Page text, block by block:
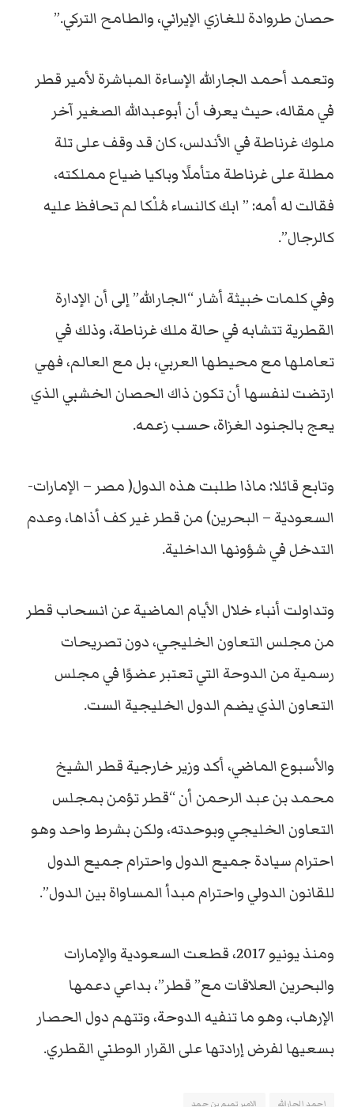
حصان طروادة للغازي الإيراني، والطامح التركي.”
وتعمد أحمد الجارالله الإساءة المباشرة لأمير قطر
في مقاله، حيث يعرف أن أبوعبدالله الصغير آخر
ملوك غرناطة في الأندلس، كان قد وقف على تلة
مطلة على غرناطة متأملًا وباكيا ضياع مملكته،
فقالت له أمه: ” ابك كالنساء مُلْكا لم تحافظ عليه
كالرجال”.
وفي كلمات خبيثة أشار “الجارالله” إلى أن الإدارة
القطرية تتشابه في حالة ملك غرناطة، وذلك في
تعاملها مع محيطها العربي، بل مع العالم، فهي
ارتضت لنفسها أن تكون ذاك الحصان الخشبي الذي
يعج بالجنود الغزاة، حسب زعمه.
وتابع قائلا: ماذا طلبت هذه الدول( مصر – الإمارات-
السعودية – البحرين) من قطر غير كف أذاها، وعدم
التدخل في شؤونها الداخلية.
وتداولت أنباء خلال الأيام الماضية عن انسحاب قطر
من مجلس التعاون الخليجي، دون تصريحات
رسمية من الدوحة التي تعتبر عضوًا في مجلس
التعاون الذي يضم الدول الخليجية الست.
والأسبوع الماضي، أكد وزير خارجية قطر الشيخ
محمد بن عبد الرحمن أن “قطر تؤمن بمجلس
التعاون الخليجي وبوحدته، ولكن بشرط واحد وهو
احترام سيادة جميع الدول واحترام جميع الدول
للقانون الدولي واحترام مبدأ المساواة بين الدول”.
ومنذ يونيو 2017، قطعت السعودية والإمارات
والبحرين العلاقات مع” قطر”، بداعي دعمها
الإرهاب، وهو ما تنفيه الدوحة، وتتهم دول الحصار
بسعيها لفرض إرادتها على القرار الوطني القطري.
احمد الجارالله الامير تميم بن حمد